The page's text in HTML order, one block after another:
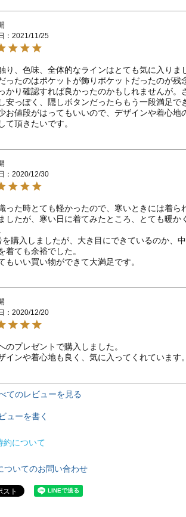
2021/11/25
り、色味、全体的なラインはとても気に入りま
ったのはポケットが飾りポケットだったのが残
かり確認すれば良かったのかもしれませんが。
安っぽく、隠しボタンだったらもう一段満足で
お値段がはってもいいので、デザインや着心地
て頂きたいです。
2020/12/30
った時とても軽かったので、寒いときには着ら
したが、寒い日に着てみたところ、とても暖か
を購入しましたが、大き目にできているのか、
着ても余裕でした。
もいい買い物ができて大満足です。
2020/12/20
のプレゼントで購入しました。
インや着心地も良く、気に入ってくれています。
てのレビューを見る
ューを書く
約について
ついてのお問い合わせ